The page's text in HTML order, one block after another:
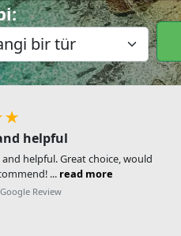
helpful
helpful. Great choice, would
... read more
Review